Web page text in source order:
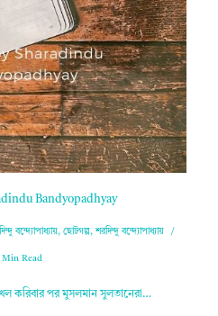
Bandyopadhyay
বন্দ্যোপাধ্যায়, ছোটগল্প,শরদিন্দু বন্দ্যোপাধ্যায়
Min Read
করিবার পর মুসলমান সুলতানেরা…